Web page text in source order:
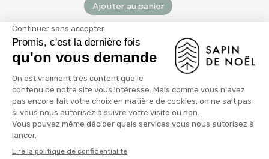
Ajouter au panier
Sapin de Noël Tour Doré Métal
Plastique (Ø 28 x 127 cm)
13.99€
Ajouter au panier
Sapin de Noël Tour Argenté Métal
16.99€